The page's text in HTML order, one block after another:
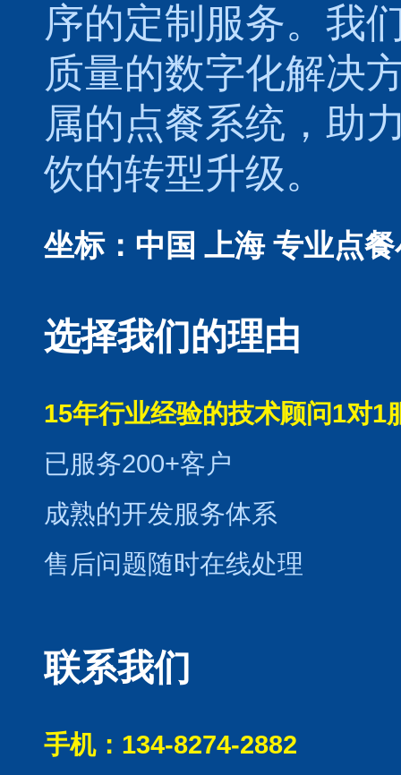
序的定制服务。我
质量的数字化解决
属的点餐系统 ，助
饮的转型升级。
坐标：中国 上海 专业点
选择我们的理由
15年行业经验的技术顾问1对1
已服务200+客户
成熟的开发服务体系
售后问题随时在线处理
联系我们
手机：134-8274-2882